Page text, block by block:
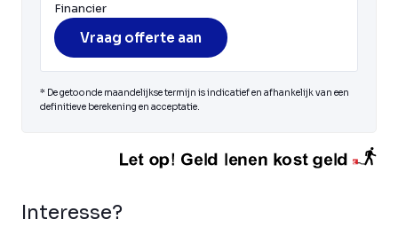
Financier
Vraag offerte aan
* De getoonde maandelijkse termijn is indicatief en afhankelijk van een
definitieve berekening en acceptatie.
Interesse?